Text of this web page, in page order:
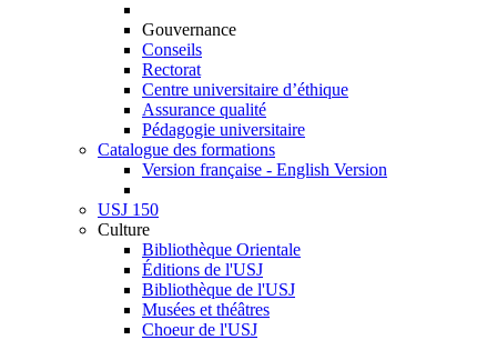
Gouvernance
Conseils
Rectorat
Centre universitaire d’éthique
Assurance qualité
Pédagogie universitaire
Catalogue des formations
Version française - English Version
USJ 150
Culture
Bibliothèque Orientale
Éditions de l'USJ
Bibliothèque de l'USJ
Musées et théâtres
Choeur de l'USJ